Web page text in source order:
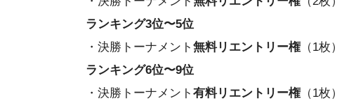
ランキング3位〜5位
・決勝トーナメント 無料リエントリー権（1枚）
ランキング6位〜9位
・決勝トーナメント 有料リエントリー権（1枚）